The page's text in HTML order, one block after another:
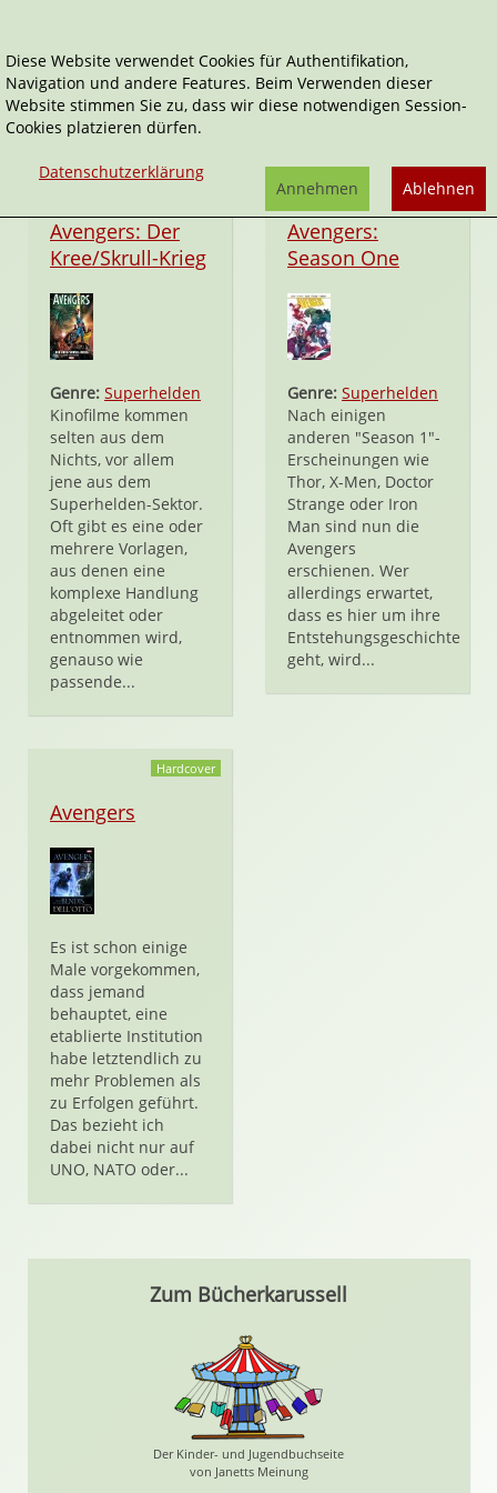
Avengers
Avengers: Der
Kree/Skrull-Krieg
Genre: Superhelden
Kinofilme kommen
selten aus dem
Nichts, vor allem
jene aus dem
Superhelden-Sektor.
Oft gibt es eine oder
mehrere Vorlagen,
aus denen eine
komplexe Handlung
abgeleitet oder
entnommen wird,
genauso wie
passende...
Taschenbuch
Avengers:
Season One
Genre: Superhelden
Nach einigen
anderen "Season 1"-
Erscheinungen wie
Thor, X-Men, Doctor
Strange oder Iron
Man sind nun die
Avengers
erschienen. Wer
allerdings erwartet,
dass es hier um ihre
Entstehungsgeschichte
geht, wird...
Hardcover
Avengers
Es ist schon einige
Male vorgekommen,
dass jemand
behauptet, eine
etablierte Institution
habe letztendlich zu
mehr Problemen als
zu Erfolgen geführt.
Das bezieht ich
dabei nicht nur auf
UNO, NATO oder...
Zum Bücherkarussell
Der Kinder- und Jugendbuchseite
von Janetts Meinung
Diese Website verwendet Cookies für Authentifikation,
Navigation und andere Features. Beim Verwenden dieser
Website stimmen Sie zu, dass wir diese notwendigen Session-
Cookies platzieren dürfen.
Datenschutzerklärung
Ablehnen
Annehmen